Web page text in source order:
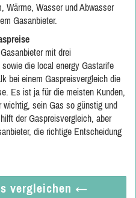
Wärme, Wasser und Abwasser
Gasanbieter.
mit drei
die local energy Gastarife
bei einem Gaspreisvergleich die
Es ist ja für die meisten Kunden,
wichtig, sein Gas so günstig und
der Gaspreisvergleich, aber
die richtige Entscheidung
vergleichen ←